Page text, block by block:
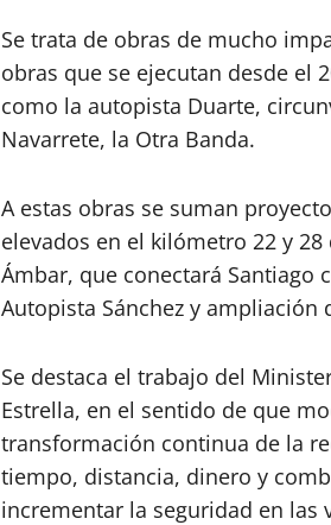
Se trata de obras de mucho
obras que se ejecutan desde el
como la autopista Duarte,
Navarrete, la Otra Banda.
A estas obras se suman
elevados en el kilómetro 22 y
Ámbar, que conectará Santiago
Autopista Sánchez y ampliación
Se destaca el trabajo del
Estrella, en el sentido de que
transformación continua de la
tiempo, distancia, dinero y
incrementar la seguridad en las